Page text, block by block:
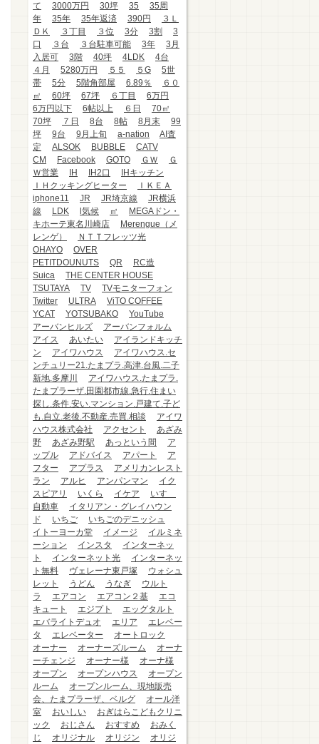
て
3000万円 30坪 35
35周
年
35年 35年返済 390円
３Ｌ
ＤＫ
３丁目 ３位 3分 3割
3
口
３台 ３台駐車可能 3年
3月
入居可
3階 40坪 4LDK
4台
４月
5280万円 ５５ ５G
5世
帯
5分 5階角部屋 6.89％
６０
㎡
60坪 67坪 ６丁目
6万円
6万円以下
6帖以上 ６日
70㎡
70坪
７日 8台 8帖 8月末
99
坪
9台 9月上旬 a-nation
AI査
定
ALSOK BUBBLE
CATV
CM
Facebook GOTO ＧＷ
Ｇ
Ｗ営業
IH IH2口
IHキッチン
ＩＨクッキングヒーター
ＩＫＥＡ
iphone11
JR JR埼京線
JR横浜
線
LDK l気候 ㎡
MEGAドン・
キホーテ東名川崎店
Merengue（メ
レンゲ）
ＮＴＴフレッツ光
OHAYO
OVER
PETITDOUNUTS
QR
RC造
Suica
THE CENTER HOUSE
TSUTAYA
TV
TVモニターフォン
Twitter
ULTRA
ViTO COFFEE
YCAT
YOTSUBAKO
YouTube
アーバンヒルズ
アーバンフォルム
アイス
あいたい
アイランドキッチ
ン
アイワハウス
アイワハウス.セ
ンチュリー21.たまプラ.高津.台風.二子
新地.多摩川
アイワハウス.たまプラ.
たまプラーザ.田園都市線.急行.住まい
探し.条件.安い.マンション.戸建て.子ど
も.自立.老後.不動産.売買.相談
アイワ
ハウス株式会社
アクセント
あざみ
野
あざみ野駅 あっという間
ア
ップル
アドバイス アパート
ア
フター
アプラス
アメリカンレスト
ラン
アルヒ アンパンマン
イク
スピアリ
いくら イケア
いすゞ
自動車
イタリアン・グレイハウン
ド
いちご
いちごのデニッシュ
イトーヨーカ堂
イメージ
イルミネ
ーション
インスタ
インターネッ
ト
インターネット光
インターネッ
ト無料
ヴェレーナ東戸塚
ウォシュ
レット
うどん うなぎ
ウルト
ラ
エアコン エアコン２基
エコ
キュート
エジプト
エッグタルト
エバライトデュオ
エリア
エレベー
タ
エレベーター
オートロック
オーナー
オーナーズルーム
オーナ
ーチェンジ
オーナー様
オーナ様
オープン
オープンハウス
オープン
ルーム
オープンルーム、現地販売
会、たまプラーザ、ベルグ
オール洋
室
おいしい
おぎはらこどもクリニ
ック
おじさん おすすめ
おみく
じ
オリジナル オリジン
オリジ